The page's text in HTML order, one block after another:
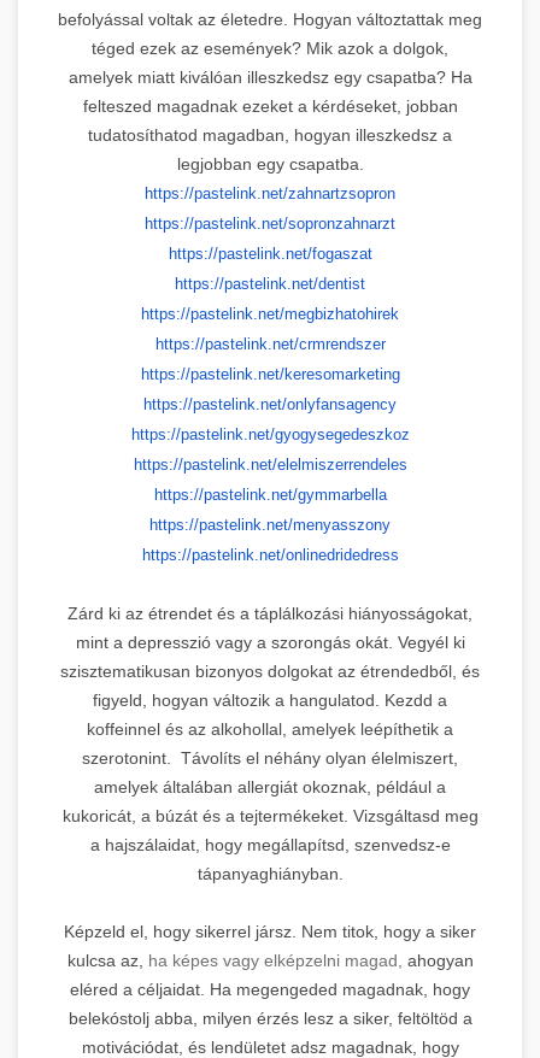
befolyással voltak az életedre. Hogyan változtattak meg
téged ezek az események? Mik azok a dolgok,
amelyek miatt kiválóan illeszkedsz egy csapatba? Ha
felteszed magadnak ezeket a kérdéseket, jobban
tudatosíthatod magadban, hogyan illeszkedsz a
legjobban egy csapatba.
https://pastelink.net/zahnartzsopron
https://pastelink.net/sopronzahnarzt
https://pastelink.net/fogaszat
https://pastelink.net/dentist
https://pastelink.net/megbizhatohirek
https://pastelink.net/crmrendszer
https://pastelink.net/keresomarketing
https://pastelink.net/onlyfansagency
https://pastelink.net/gyogysegedeszkoz
https://pastelink.net/elelmiszerrendeles
https://pastelink.net/gymmarbella
https://pastelink.net/menyasszony
https://pastelink.net/onlinedridedress
Zárd ki az étrendet és a táplálkozási hiányosságokat,
mint a depresszió vagy a szorongás okát. Vegyél ki
szisztematikusan bizonyos dolgokat az étrendedből, és
figyeld, hogyan változik a hangulatod. Kezdd a
koffeinnel és az alkohollal, amelyek leépíthetik a
szerotonint. Távolíts el néhány olyan élelmiszert,
amelyek általában allergiát okoznak, például a
kukoricát, a búzát és a tejtermékeket. Vizsgáltasd meg
a hajszálaidat, hogy megállapítsd, szenvedsz-e
tápanyaghiányban.
Képzeld el, hogy sikerrel jársz. Nem titok, hogy a siker
kulcsa az, ha képes vagy elképzelni magad, ahogyan
eléred a céljaidat. Ha megengeded magadnak, hogy
belekóstolj abba, milyen érzés lesz a siker, feltöltöd a
motivációdat, és lendületet adsz magadnak, hogy